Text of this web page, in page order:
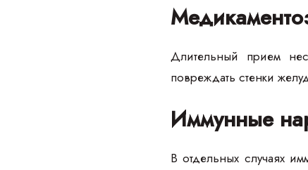
Длительный прием
повреждать стенки
Иммунные
В отдельных случаях